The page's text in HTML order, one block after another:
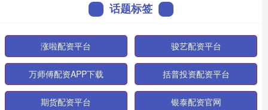
话题标签
涨啦配资平台 骏艺配资平台
万师傅配资APP下载 括普投资配资平台
期货配资平台 银泰配资官网